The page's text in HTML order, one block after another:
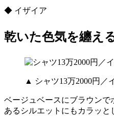
◆ イザイア
乾いた色気を纏え
▲ シャツ13万2000円／
ベージュベースにブラウン
あるシルエットにもカラッと